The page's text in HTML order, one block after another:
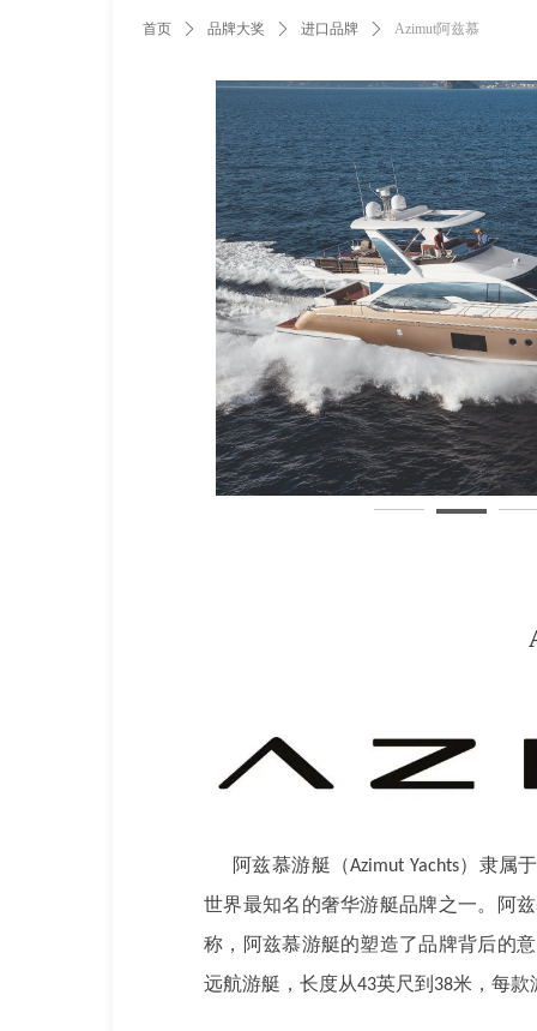
首页 ꄲ 品牌大奖 ꄲ 进口品牌 ꄲ Azimut阿兹慕
阿兹慕游艇（Azimut Yachts）隶属
世界最知名的奢华游艇品牌之一。阿
称，阿兹慕游艇的塑造了品牌背后的
远航游艇，长度从43英尺到 38米，每款